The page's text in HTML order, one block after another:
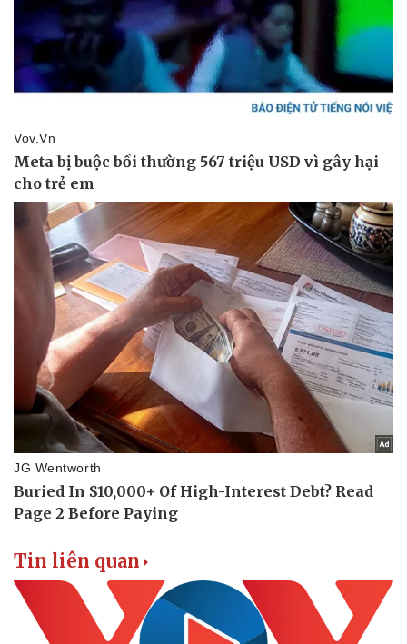
Pháp luật
Vụ án
Tin nóng
Tư vấn luật
Quân sự - Quốc phòng
Vũ khí
Việt Nam
Phân tích
Tin liên quan